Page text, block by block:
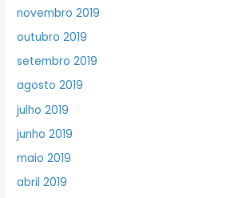
novembro 2019
outubro 2019
setembro 2019
agosto 2019
julho 2019
junho 2019
maio 2019
abril 2019